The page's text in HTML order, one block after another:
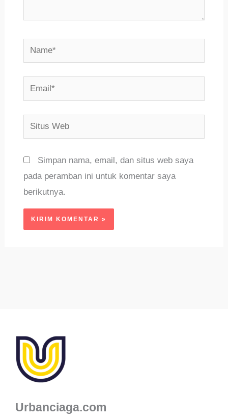
Name*
Email*
Situs
Web
Simpan nama, email, dan situs web saya
pada peramban ini untuk komentar saya
berikutnya.
Urbanciaga.com